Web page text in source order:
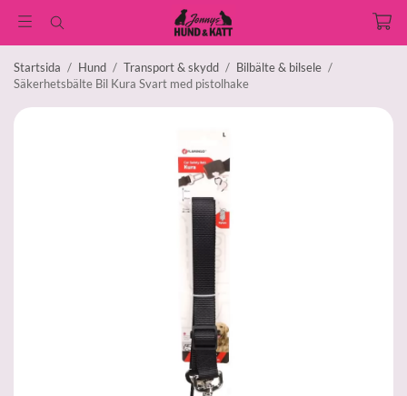
Startsida / Hund / Transport & skydd / Bilbälte & bilsele /
Säkerhetsbälte Bil Kura Svart med pistolhake